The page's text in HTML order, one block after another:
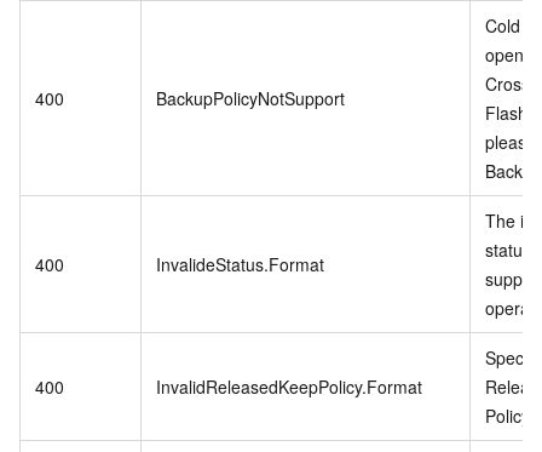
400 BackupPolicyNotSupport
Cold
open
Flash
please
400 InvalideStatus.Format
The
status
400 InvalidReleasedKeepPolicy.Format
Policy